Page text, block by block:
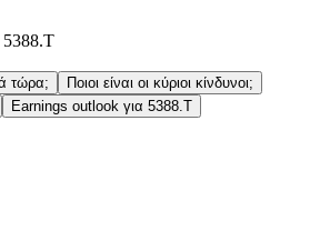
5388.T
τώρα;
Ποιοι είναι οι κύριοι κίνδυνοι;
Earnings outlook για 5388.T